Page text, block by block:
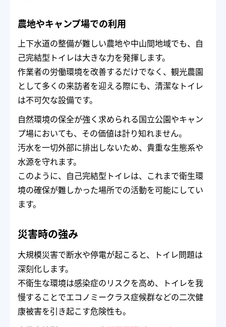
農地やキャンプ場での利用
上下水道の整備が難しい農地や中山間地域でも、自
己完結型トイレは大きな力を発揮します。
作業者の労働環境を改善するだけでなく、観光農園
として多くの来訪者を迎える際にも、清潔なトイレ
は不可欠な設備です。
自然環境の保全が強く求められる国立公園やキャン
プ場においても、その価値は計り知れません。
汚水を一切外部に排出しないため、貴重な生態系や
水源を守れます。
このように、自己完結型トイレは、これまで衛生環
境の確保が難しかった場所での活動を可能にしてい
ます。
災害時の強み
大規模災害で断水や停電が起こると、トイレ問題は
深刻化します。
不衛生な環境は感染症のリスクを高め、トイレを我
慢することでエコノミークラス症候群などの二次健
康被害を引き起こす危険性も。